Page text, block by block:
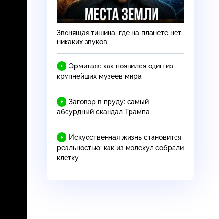
Звенящая тишина: где на планете нет
никаких звуков
Эрмитаж: как появился один из
крупнейших музеев мира
Заговор в пруду: самый
абсурдный скандал Трампа
Искусственная жизнь становится
реальностью: как из молекул собрали
клетку